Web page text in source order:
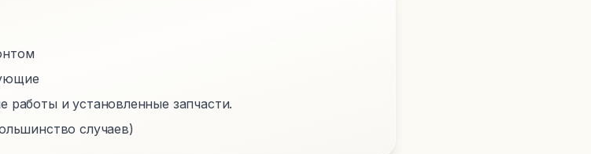
работы и установленные запчасти.
случаев)